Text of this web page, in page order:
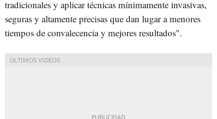
tradicionales y aplicar técnicas mínimamente invasivas,
seguras y altamente precisas que dan lugar a menores
tiempos de convalecencia y mejores resultados".